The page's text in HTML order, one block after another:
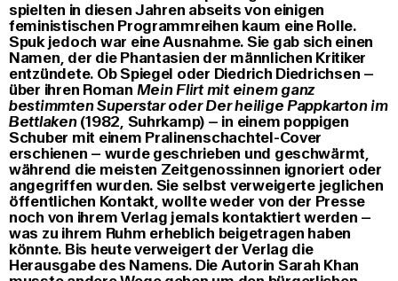
spielten in diesen Jahren abseits von einigen
feministischen Programmreihen kaum eine Rolle.
Spuk jedoch war eine Ausnahme. Sie gab sich einen
Namen, der die Phantasien der männlichen Kritiker
entzündete. Ob Spiegel oder Diedrich Diedrichsen –
über ihren Roman Mein Flirt mit einem ganz
bestimmten Superstar oder Der heilige Pappkarton im
Bettlaken(1982, Suhrkamp) – in einem poppigen
Schuber mit einem Pralinenschachtel-Cover
erschienen – wurde geschrieben und geschwärmt,
während die meisten Zeitgenossinnen ignoriert oder
angegriffen wurden. Sie selbst verweigerte jeglichen
öffentlichen Kontakt, wollte weder von der Presse
noch von ihrem Verlag jemals kontaktiert werden –
was zu ihrem Ruhm erheblich beigetragen haben
könnte. Bis heute verweigert der Verlag die
Herausgabe des Namens. Die Autorin Sarah Khan